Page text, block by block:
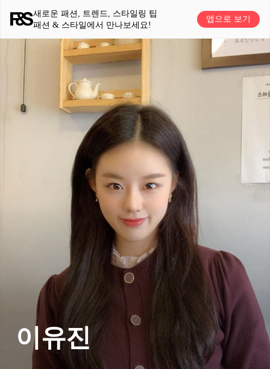
새로운 패션, 트렌드, 스타일링 팁
패션 & 스타일에서 만나보세요!
앱으로 보기
이유진